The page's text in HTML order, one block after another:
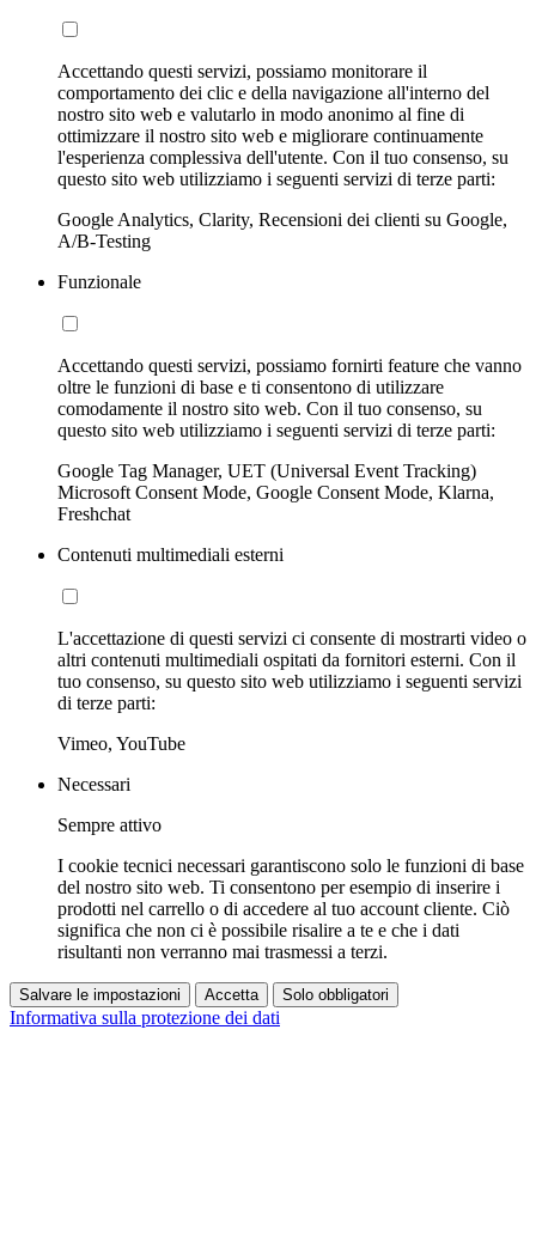
Accettando questi servizi, possiamo monitorare il
comportamento dei clic e della navigazione all'interno del
nostro sito web e valutarlo in modo anonimo al fine di
ottimizzare il nostro sito web e migliorare continuamente
l'esperienza complessiva dell'utente. Con il tuo consenso, su
questo sito web utilizziamo i seguenti servizi di terze parti:
Google Analytics, Clarity, Recensioni dei clienti su Google,
A/B-Testing
Funzionale
Accettando questi servizi, possiamo fornirti feature che vanno
oltre le funzioni di base e ti consentono di utilizzare
comodamente il nostro sito web. Con il tuo consenso, su
questo sito web utilizziamo i seguenti servizi di terze parti:
Google Tag Manager, UET (Universal Event Tracking)
Microsoft Consent Mode, Google Consent Mode, Klarna,
Freshchat
Contenuti multimediali esterni
L'accettazione di questi servizi ci consente di mostrarti video o
altri contenuti multimediali ospitati da fornitori esterni. Con il
tuo consenso, su questo sito web utilizziamo i seguenti servizi
di terze parti:
Vimeo, YouTube
Necessari
Sempre attivo
I cookie tecnici necessari garantiscono solo le funzioni di base
del nostro sito web. Ti consentono per esempio di inserire i
prodotti nel carrello o di accedere al tuo account cliente. Ciò
significa che non ci è possibile risalire a te e che i dati
risultanti non verranno mai trasmessi a terzi.
Salvare le impostazioni Accetta Solo obbligatori
Informativa sulla protezione dei dati